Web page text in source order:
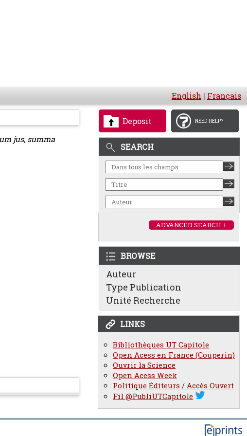
English | Français
Deposit NEED HELP?
SEARCH
ADVANCED SEARCH +
BROWSE
Auteur
Type Publication
Unité Recherche
LINKS
Bibliothèques UT Capitole
Open Acess en France (Couperin)
Ouvrir la Science
Open Acess Week
Politique Éditeurs / Accès Ouvert
Fil @PubliUTCapitole
jus, summa